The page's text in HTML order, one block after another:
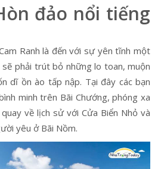
đảo nổi tiếng
Ranh là đến với sự yên tĩnh một
sẽ phải trút bỏ những lo toan, muộn
dĩ ồn ào tấp nập. Tại đây các bạn
minh trên Bãi Chướng, phóng xa
về lịch sử với Cửa Biển Nhỏ và
yêu ở Bãi Nồm.